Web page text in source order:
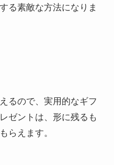
る素敵な方法になりま
るので、実用的なギフ
ゼントは、形に残るも
らえます。